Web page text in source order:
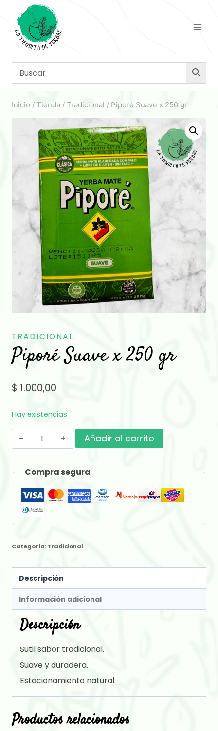
contenido
Inicio / Tienda / Tradicional / Piporé Suave x 250 gr
TRADICIONAL
Piporé Suave x 250 gr
$ 1.000,00
Hay existencias
Piporé
Suave
x
gr
cantidad
Añadir al carrito
Compra segura
Categoría:Tradicional
Descripción
Información adicional
Descripción
Sutil sabor tradicional.
Suave y duradera.
Estacionamiento natural.
Productos relacionados